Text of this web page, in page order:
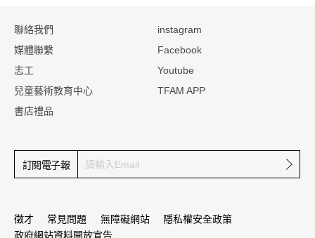
聯絡我們
媒體聯繫
志工
兒童藝術教育中心
書店禮品
instagram
Facebook
Youtube
TFAM APP
訂閱電子報 確定
徵才 常見問題 無障礙網站
隱私權安全政策
政府網站資料開放宣告